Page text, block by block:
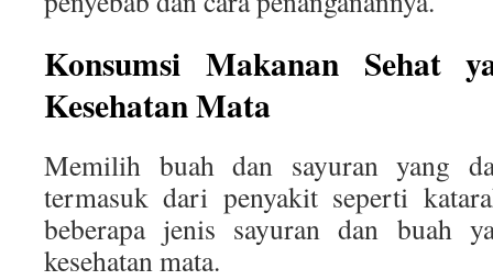
Konsumsi Makanan Sehat
Kesehatan Mata
Memilih buah dan sayuran yang
termasuk dari penyakit seperti
beberapa jenis sayuran dan buah
kesehatan mata.